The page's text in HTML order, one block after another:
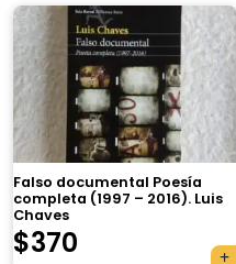
Falso documental Poesía
completa (1997 – 2016). Luis
Chaves
$370